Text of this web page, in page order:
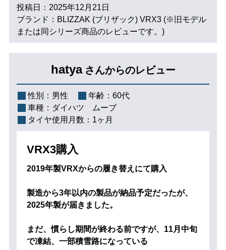
投稿日：2025年12月21日
ブランド：BLIZZAK (ブリザック) VRX3 (※旧モデル
または同シリーズ商品のレビューです。)
hatya さんからのレビュー
性別： 男性 年齢： 60代
車種： ダイハツ ムーブ
タイヤ使用月数： 1ヶ月
VRX3購入
2019年製VRXからの履き替えにて購入
製造から3年以内の製品が納品予定だったが、
2025年製が届きました。
まだ、慣らし期間が終わる前ですが、11月中旬
で凍結、一部積雪路になっている